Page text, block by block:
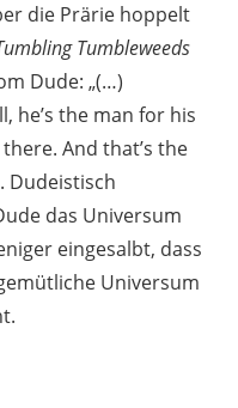
die Prärie hoppelt
Tumbleweeds
Dude: „(…)
he’s the man for his
And that’s the
Dudeistisch
das Universum
eingesalbt, dass
Universum